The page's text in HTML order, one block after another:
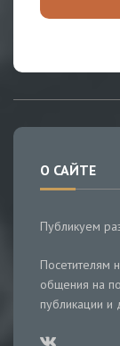
О САЙТЕ
Публикуем
Посетителям
общения на
публикации и